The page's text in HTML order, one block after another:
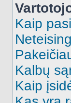
Kaip
Kalbų
Kaip